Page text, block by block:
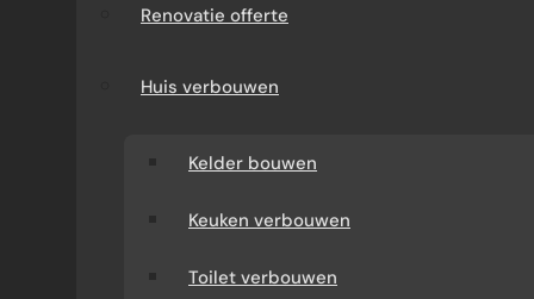
Renovatie offerte
Huis verbouwen
Kelder bouwen
Keuken verbouwen
Toilet verbouwen